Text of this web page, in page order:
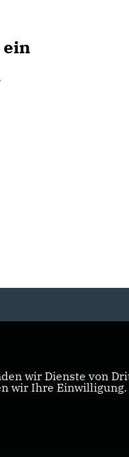
ein
wir Dienste von
wir Ihre